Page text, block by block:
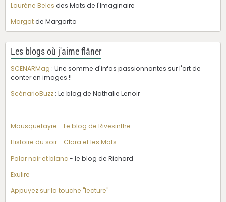
Laurène Beles des Mots de l'Imaginaire
Margotde Margorito
Les blogs où j'aime flâner
SCENARMag : Une somme d'infos passionnantes sur l'art de
conter en images !!
ScénarioBuzz : Le blog de Nathalie Lenoir
----------------
Mousquetayre - Le blog de Rivesinthe
Histoire du soir- Clara et les Mots
Polar noir et blanc - le blog de Richard
Exulire
Appuyez sur la touche "lecture"